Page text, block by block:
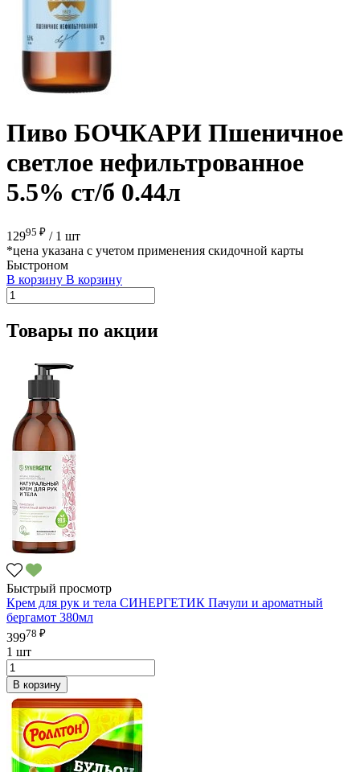
Пиво БОЧКАРИ Пшеничное
светлое нефильтрованное
5.5% ст/б 0.44л
12995 ₽ / 1 шт
*цена указана с учетом применения скидочной карты
Быстроном
В корзину В корзину
Товары по акции
Быстрый просмотр
Крем для рук и тела СИНЕРГЕТИК Пачули и ароматный
бергамот 380мл
39978 ₽
1 шт
В корзину